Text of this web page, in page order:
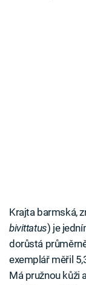
Krajta barmská,
bivittatus) je
dorůstá
exemplář měřil
Má pružnou kůži